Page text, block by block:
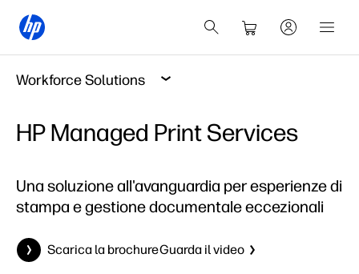
Workforce Solutions
HP Managed Print Services
Una soluzione all'avanguardia per esperienze di
stampa e gestione documentale eccezionali
Scarica la brochureGuarda il video